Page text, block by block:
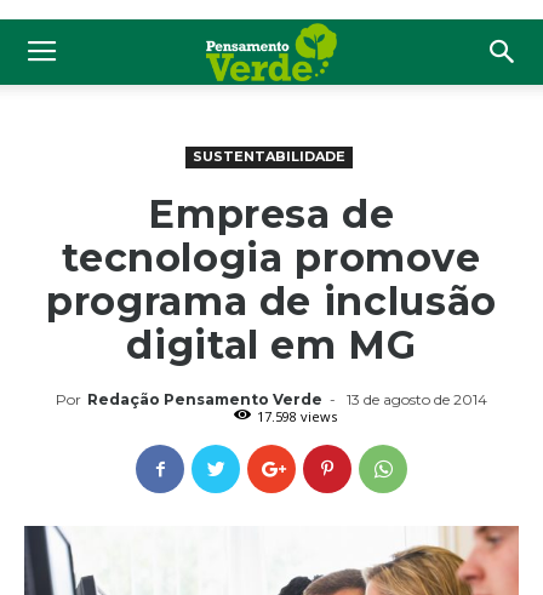
SUSTENTABILIDADE
Empresa de
tecnologia promove
programa de inclusão
digital em MG
Por Redação Pensamento Verde -
13 de agosto de 2014
17.598 views